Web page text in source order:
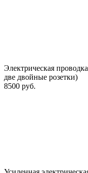
Электрическая
две двойные розетки)
8500 руб.